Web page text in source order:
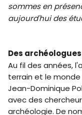
sommes en
aujourd'hui des
Des
Au fil des années,
terrain et le
Jean-Dominique
avec des
archéologie. De